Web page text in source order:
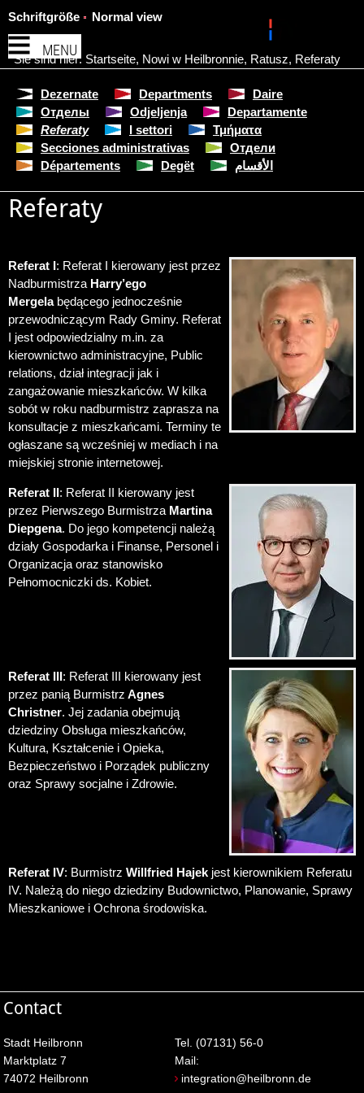
MENU
Schriftgröße Normal view
Sie sind hier: Startseite, Nowi w Heilbronnie, Ratusz, Referaty
Dezernate Departments
Daire
Отделы
Odjeljenja
Departamente
Referaty
I settori
Τμήματα
Secciones administrativas
Отдели
Départements
Degët الأقسام
Referaty
Referat I: Referat I kierowany jest przez
Nadburmistrza Harry’ego
Mergelabędącego jednocześnie
przewodniczącym Rady Gminy. Referat
I jest odpowiedzialny m.in. za
kierownictwo administracyjne, Public
relations, dział integracji jak i
zangażowanie mieszkańców. W kilka
sobót w roku nadburmistrz zaprasza na
konsultacje z mieszkańcami. Terminy te
ogłaszane są wcześniej w mediach i na
miejskiej stronie internetowej.
Referat II: Referat II kierowany jest
przez Pierwszego Burmistrza Martina
Diepgena. Do jego kompetencji należą
działy Gospodarka i Finanse, Personel i
Organizacja oraz stanowisko
Pełnomocniczki ds. Kobiet.
Referat III: Referat III kierowany jest
przez panią Burmistrz Agnes
Christner. Jej zadania obejmują
dziedziny Obsługa mieszkańców,
Kultura, Kształcenie i Opieka,
Bezpieczeństwo i Porządek publiczny
oraz Sprawy socjalne i Zdrowie.
Referat IV: Burmistrz Willfried Hajek jest kierownikiem Referatu
IV. Należą do niego dziedziny Budownictwo, Planowanie, Sprawy
Mieszkaniowe i Ochrona środowiska.
Contact
Stadt Heilbronn
Marktplatz 7
74072 Heilbronn
Tel. (07131) 56-0
Mail:
integration@heilbronn.de